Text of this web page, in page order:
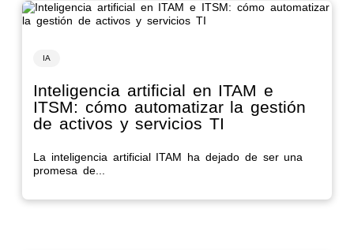
IA
Inteligencia artificial en ITAM e
ITSM: cómo automatizar la gestión
de activos y servicios TI
La inteligencia artificial ITAM ha dejado de ser una
promesa de...